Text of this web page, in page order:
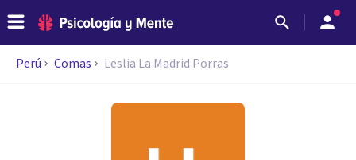
Perú Comas Leslia La Madrid Porras